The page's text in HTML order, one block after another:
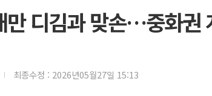
[
만 디김과 맞손…중화권
최종수정 : 2026년05월27일 15:13